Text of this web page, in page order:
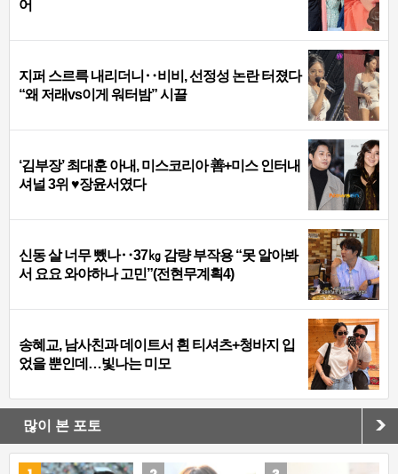
어
지퍼 스르륵 내리더니‥비비, 선정성 논란 터졌다
“왜 저래vs이게 워터밤” 시끌
‘김부장’ 최대훈 아내, 미스코리아 善+미스 인터내
셔널 3위 ♥장윤서였다
신동 살 너무 뺐나‥37㎏ 감량 부작용 “못 알아봐
서 요요 와야하나 고민”(전현무계획4)
송혜교, 남사친과 데이트서 흰 티셔츠+청바지 입
었을 뿐인데…빛나는 미모
많이 본 포토